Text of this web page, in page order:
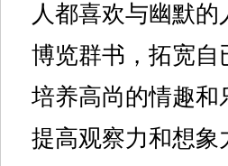
人都喜欢与幽默的
博览群书，拓宽自
培养高尚的情趣和
提高观察力和想象